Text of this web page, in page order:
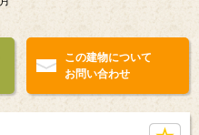
駅」徒歩6分
大久保駅」徒歩8分
この建物について
お問い合わせ